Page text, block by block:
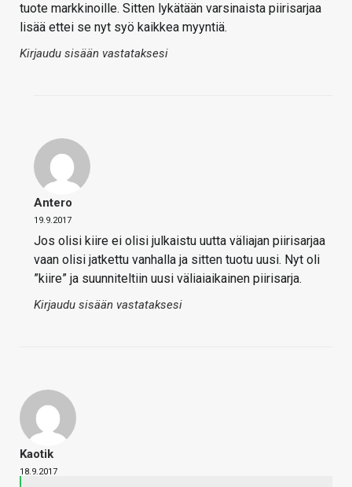
tuote markkinoille. Sitten lykätään varsinaista piirisarjaa
lisää ettei se nyt syö kaikkea myyntiä.
Kirjaudu sisään vastataksesi
Antero
19.9.2017
Jos olisi kiire ei olisi julkaistu uutta väliajan piirisarjaa
vaan olisi jatkettu vanhalla ja sitten tuotu uusi. Nyt oli
”kiire” ja suunniteltiin uusi väliaiaikainen piirisarja.
Kirjaudu sisään vastataksesi
Kaotik
18.9.2017